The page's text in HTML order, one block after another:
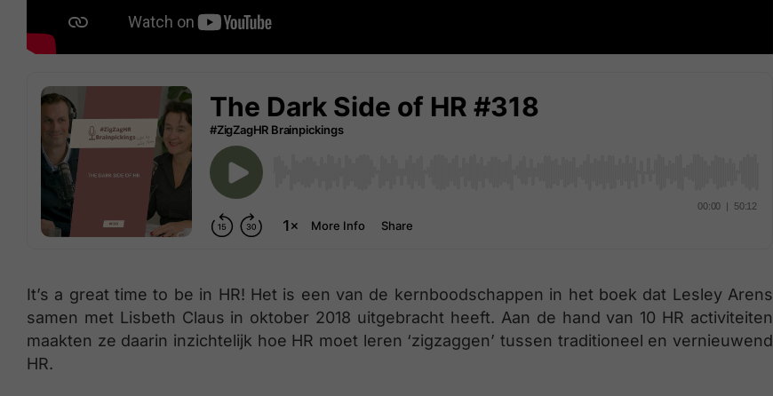
It’s a great time to be in HR! Het is een van de kernboodschappen in het boek dat Lesley Arens
samen met Lisbeth Claus in oktober 2018 uitgebracht heeft. Aan de hand van 10 HR activiteiten
maakten ze daarin inzichtelijk hoe HR moet leren ‘zigzaggen’ tussen traditioneel en vernieuwend
HR.